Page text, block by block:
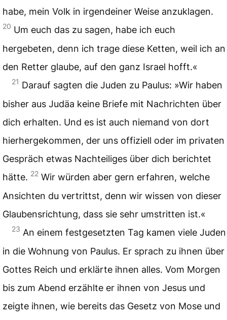
habe, mein Volk in irgendeiner Weise anzuklagen.
20 Um euch das zu sagen, habe ich euch
hergebeten, denn ich trage diese Ketten, weil ich an
den Retter glaube, auf den ganz Israel hofft.«
21 Darauf sagten die Juden zu Paulus: »Wir haben
bisher aus Judäa keine Briefe mit Nachrichten über
dich erhalten. Und es ist auch niemand von dort
hierhergekommen, der uns offiziell oder im privaten
Gespräch etwas Nachteiliges über dich berichtet
hätte. 22 Wir würden aber gern erfahren, welche
Ansichten du vertrittst, denn wir wissen von dieser
Glaubensrichtung, dass sie sehr umstritten ist.«
23 An einem festgesetzten Tag kamen viele Juden
in die Wohnung von Paulus. Er sprach zu ihnen über
Gottes Reich und erklärte ihnen alles. Vom Morgen
bis zum Abend erzählte er ihnen von Jesus und
zeigte ihnen, wie bereits das Gesetz von Mose und